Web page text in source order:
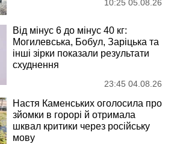
10:25 05.08.26
Від мінус 6 до мінус 40 кг:
Могилевська, Бобул, Заріцька та
інші зірки показали результати
схуднення
23:45 04.08.26
Настя Каменських оголосила про
зйомки в горорі й отримала
шквал критики через російську
мову